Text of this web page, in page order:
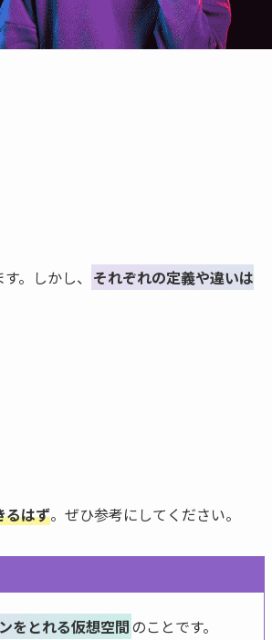
。しかし、 それぞれの定義や違いは
るはず。ぜひ参考にしてください。
をとれる仮想空間のことです。